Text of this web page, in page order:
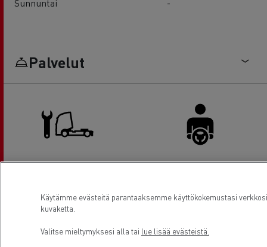
Sunnuntai
-
Palvelut
Käytämme evästeitä parantaaksemme käyttökokemustasi
kuvaketta.
Valitse mieltymyksesi alla tai lue lisää evästeistä.